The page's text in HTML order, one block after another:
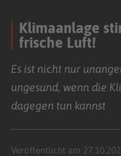
Klimaanlage
frische Luft!
Es ist nicht nur
ungesund, wenn die
dagegen tun kannst
Veröffentlicht am